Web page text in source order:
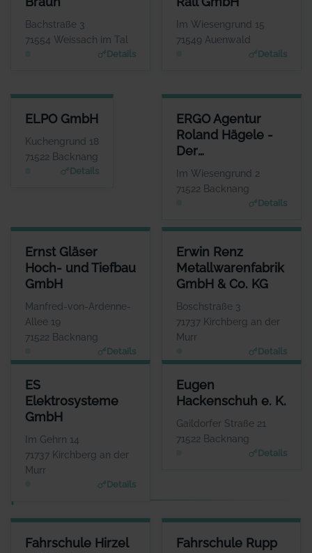
Bachstraße 3
71554 Weissach im Tal
Details
Frau Franziska Braun
Www.elektrotechnik-kb.de
Im Wiesengrund 15
71549 Auenwald
Details
Herr Andre Kengerter
www.elektrotechnik-rall.de
ELPO GmbH
Kuchengrund 18
71522 Backnang
Details
ELPO GMBH
Herr Uwe Junk
www.elpo.de
ERGO Agentur
Roland Hägele -
Der
Unternehmer-
Berater
Im Wiesengrund 2
71522 Backnang
Details
ERGO AGENTUR ROLAND
Ernst Gläser
Hoch- und Tiefbau
GmbH
Manfred-von-Ardenne-
Allee 19
71522 Backnang
Details
ERNST GLÄSER HOCH- UND TIEFBAU GMBH
ANSPRECHPARTNER
Herr Ulrich Gläser
WEBSITE
Erwin Renz
Metallwarenfabrik
GmbH & Co. KG
Boschstraße 3
71737 Kirchberg an der
Murr
Details
ERWIN RENZ
ES
Elektrosysteme
GmbH
Im Gehrn 14
71737 Kirchberg an der
Murr
Details
ES ELEKTROSYSTEME GMBH
Herr Espen Wilhelm
Eugen
Hackenschuh e. K.
Gaildorfer Straße 21
71522 Backnang
Details
EUGEN HACKENSCHUH E. K.
ANSPRECHPARTNER
Herr Alexander
Eckstein
www.hackenschuh.eu
F
Fahrschule Hirzel
FAHRSCHULE HIRZEL - WASCHPARK WEISSACH IM TAL
Fahrschule Rupp
FAHRSCHULE RUPP